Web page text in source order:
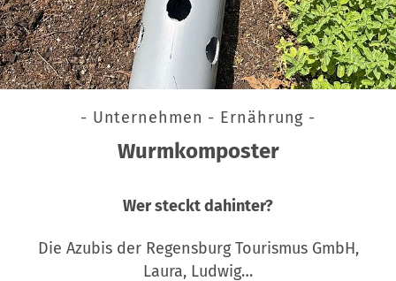
- Unternehmen - Ernährung -
Wurmkomposter
Wer steckt dahinter?
Die Azubis der Regensburg Tourismus GmbH,
Laura, Ludwig…